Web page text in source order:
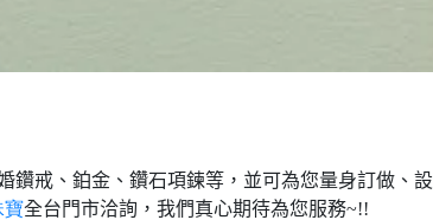
鑽戒、鉑金、鑽石項鍊等，並可為您量身訂做、設
寶全台門市洽詢，我們真心期待為您服務~!!